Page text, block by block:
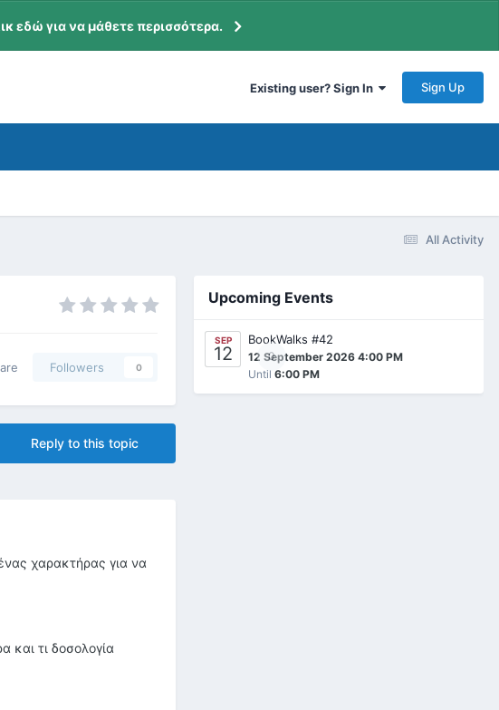
εδώ για να μάθετε περισσότερα.
Existing user? Sign In Sign Up
All Activity
Followers 0
Reply to this topic
χαρακτήρας για να
και τι δοσολογία
Upcoming Events
SEP
12 0
BookWalks #42
12 September 2026 4:00 PM
Until 6:00 PM